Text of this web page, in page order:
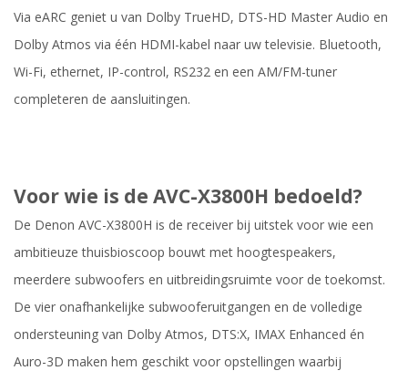
Via eARC geniet u van Dolby TrueHD, DTS-HD Master Audio en
Dolby Atmos via één HDMI-kabel naar uw televisie. Bluetooth,
Wi-Fi, ethernet, IP-control, RS232 en een AM/FM-tuner
completeren de aansluitingen.
Voor wie is de AVC-X3800H bedoeld?
De Denon AVC-X3800H is de receiver bij uitstek voor wie een
ambitieuze thuisbioscoop bouwt met hoogtespeakers,
meerdere subwoofers en uitbreidingsruimte voor de toekomst.
De vier onafhankelijke subwooferuitgangen en de volledige
ondersteuning van Dolby Atmos, DTS:X, IMAX Enhanced én
Auro-3D maken hem geschikt voor opstellingen waarbij